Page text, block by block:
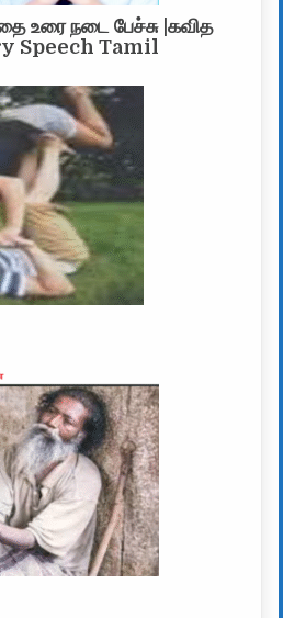
உரை நடை பேச்சு |கவித
Speech Tamil